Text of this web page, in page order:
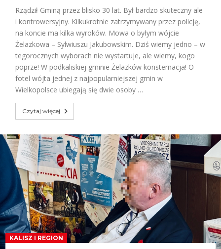
Rządził Gminą przez blisko 30 lat. Był bardzo skuteczny ale
i kontrowersyjny. Kilkukrotnie zatrzymywany przez policję,
na koncie ma kilka wyroków. Mowa o byłym wójcie
Żelazkowa – Sylwiuszu Jakubowskim. Dziś wiemy jedno – w
tegorocznych wyborach nie wystartuje, ale wiemy, kogo
poprze! W podkaliskiej gminie Żelazków konsternacja! O
fotel wójta jednej z najpopularniejszej gmin w
Wielkopolsce ubiegają się dwie osoby …
Czytaj więcej
KALISZ I REGION